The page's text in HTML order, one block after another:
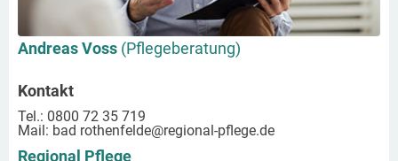
Andreas Voss (Pflegeberatung)
Kontakt
Tel.: 0800 72 35 719
Mail: bad rothenfelde@regional-pflege.de
Regional Pflege